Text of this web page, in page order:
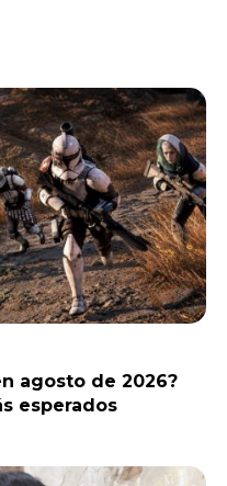
agosto de 2026?
esperados